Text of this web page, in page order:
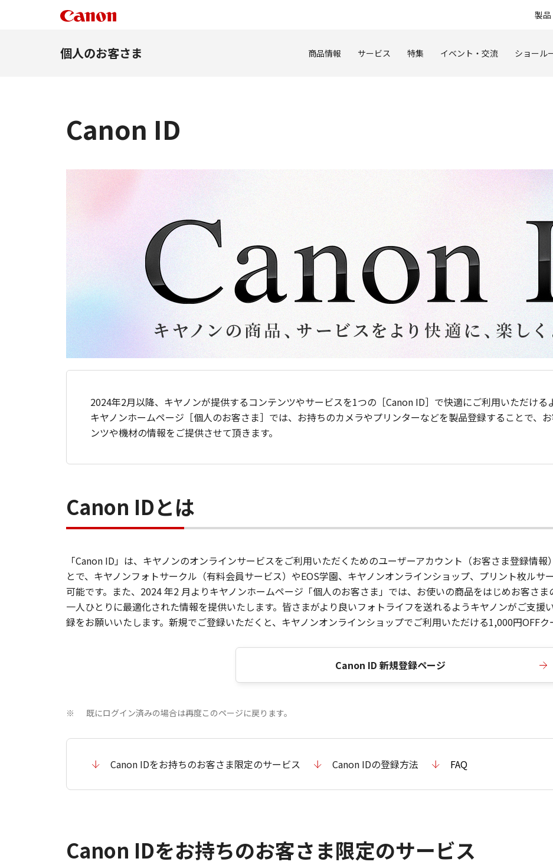
製
個人のお客さま 商品情報 サービス 特集 イベント・交流 ショール
Canon ID
2024年2月以降、キヤノンが提供するコンテンツやサービスを1つの［Canon ID］で快適にご利用いただける
キヤノンホームページ［個人のお客さま］では、お持ちのカメラやプリンターなどを製品登録することで、
ンツや機材の情報をご提供させて頂きます。
Canon IDとは
「Canon ID」は、キヤノンのオンラインサービスをご利用いただくためのユーザーアカウント（お客さま登録情
とで、キヤノンフォトサークル（有料会員サービス）やEOS学園、キヤノンオンラインショップ、プリント枚ルサ
可能です。また、2024 年2 月よりキヤノンホームページ「個人のお客さま」では、お使いの商品をはじめお客さ
一人ひとりに最適化された情報を提供いたします。皆さまがより良いフォトライフを送れるようキヤノンがご支援
録をお願いいたします。新規でご登録いただくと、キヤノンオンラインショップでご利用いただける1,000円OFFク
Canon ID 新規登録ページ
※ 既にログイン済みの場合は再度このページに戻ります。
Canon IDをお持ちのお客さま限定のサービス Canon IDの登録方法 FAQ
Canon IDをお持ちのお客さま限定のサービス